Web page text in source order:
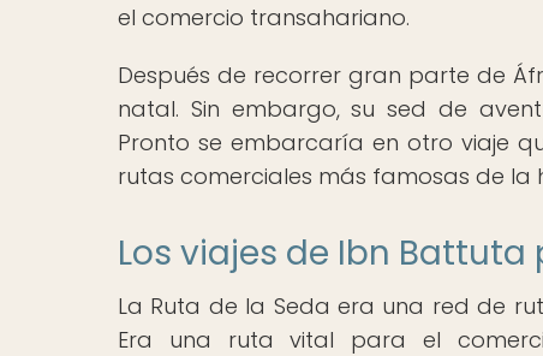
el comercio transahariano.
Después de recorrer gran parte de
natal. Sin embargo, su sed de
Pronto se embarcaría en otro viaje
rutas comerciales más famosas de la
Los viajes de Ibn Battuta
La Ruta de la Seda era una red de
Era una ruta vital para el